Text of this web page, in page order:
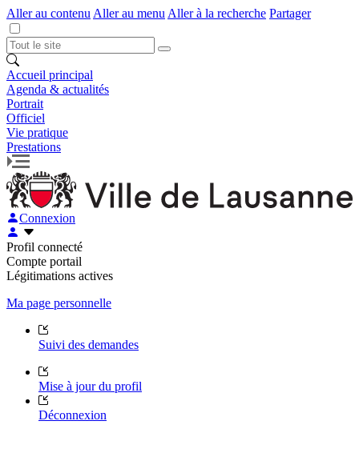
Aller au contenu Aller au menu Aller à la recherche Partager
Accueil principal
Agenda & actualités
Portrait
Officiel
Vie pratique
Prestations
Connexion
Profil connecté
Compte portail
Légitimations actives
Ma page personnelle
Suivi des demandes
Mise à jour du profil
Déconnexion